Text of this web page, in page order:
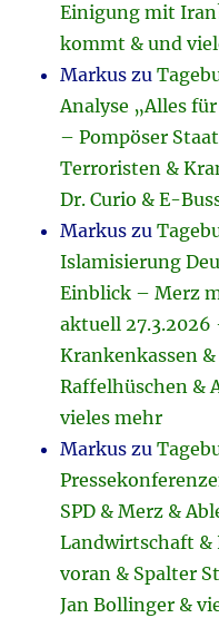
Einigung mit
kommt & und
Markus zu
Analyse „Alles
– Pompöser
Terroristen &
Dr. Curio & E-
Markus zu
Islamisierung
Einblick – Merz
aktuell
Krankenkassen
Raffelhüschen &
vieles mehr
Markus zu
SPD & Merz &
Landwirtschaft &
voran & Spalter
Jan Bollinger &